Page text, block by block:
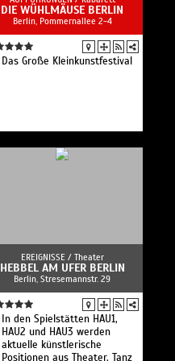
Sommer Open Air
Schiller - Sommerklang -
Open Air 2026
Forced To Mode - The
Devotional Tribute To Depeche
DIE WÜHLMÄUSE BERLIN
Berlin, Pommernallee 2-4
Das Große Kleinkunstfestival
EREIGNISSE / Theater
HEBBEL AM UFER BERLIN
Berlin, Stresemannstr. 29
In den Spielstätten HAU1,
HAU2 und HAU3 werden
aktuelle künstlerische
Positionen aus Theater, Tanz